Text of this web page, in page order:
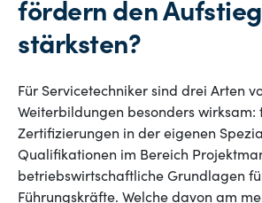
fördern den
stärksten?
Für Servicetechniker sind drei Arten
Weiterbildungen besonders wirksam:
Zertifizierungen in der eigenen
Qualifikationen im Bereich
betriebswirtschaftliche Grundlagen
Führungskräfte. Welche davon am